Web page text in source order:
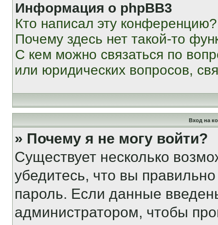
Информация о phpBB3
Кто написал эту конференцию?
Почему здесь нет такой-то
С кем можно связаться по
или юридических вопросов,
Вход на
» Почему я не могу войти?
Существует несколько
убедитесь, что вы
пароль. Если данные
администратором, чтобы